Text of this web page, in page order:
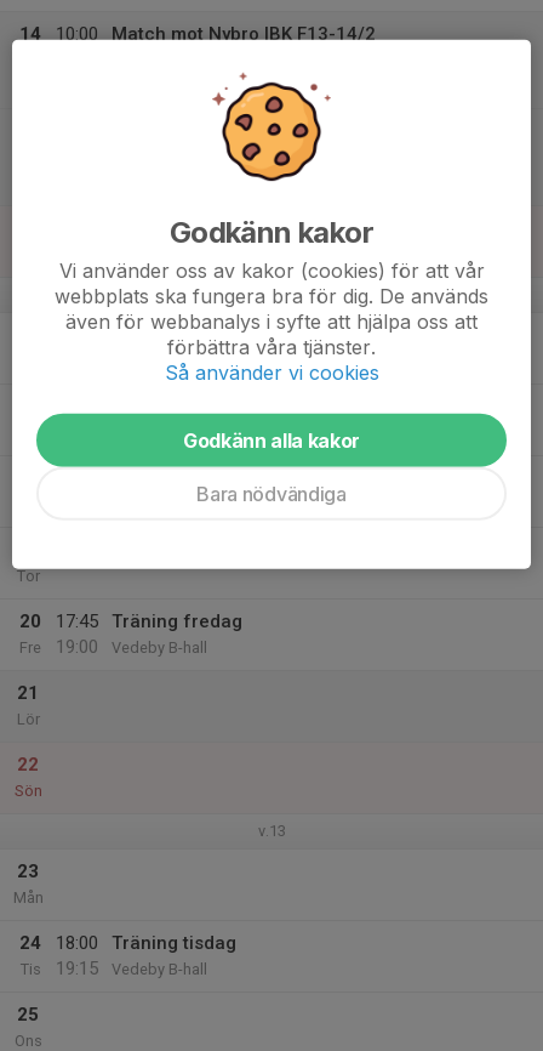
14
10:00
Match mot Nybro IBK F13-14/2
Vedeby Sporthall B
Match mot Sandbäckshults IBK F14
Pantamera F Blå Östra -14
v.12
Tis Vedeby B-hall
Tor
20
Fre
17:45
19:00
Träning fredag
Vedeby B-hall
21
Lör
22
Sön
v.13
23
Mån
24
Tis
18:00
19:15
Träning tisdag
Vedeby B-hall
25
Ons
Godkänn kakor
Vi använder oss av kakor (cookies) för att vår
webbplats ska fungera bra för dig. De används
även för webbanalys i syfte att hjälpa oss att
förbättra våra tjänster.
Så använder vi cookies
Godkänn alla kakor
Bara nödvändiga